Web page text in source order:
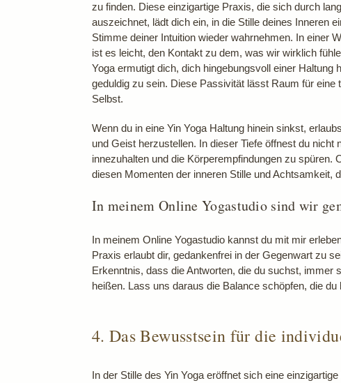
zu finden. Diese einzigartige Praxis, die sich durch
auszeichnet, lädt dich ein, in die Stille deines Inneren
Stimme deiner Intuition wieder wahrnehmen. In einer
ist es leicht, den Kontakt zu dem, was wir wirklich
Yoga ermutigt dich, dich hingebungsvoll einer Haltung
geduldig zu sein. Diese Passivität lässt Raum für eine
Selbst.
Wenn du in eine Yin Yoga Haltung hinein sinkst,
und Geist herzustellen. In dieser Tiefe öffnest du
innezuhalten und die Körperempfindungen zu
diesen Momenten der inneren Stille und Achtsamkeit,
In meinem Online Yogastudio sind wir
In meinem Online Yogastudio kannst du mit mir
Praxis erlaubt dir, gedankenfrei in der Gegenwart zu
Erkenntnis, dass die Antworten, die du suchst, immer
heißen. Lass uns daraus die Balance schöpfen, die
4. Das Bewusstsein für die
In der Stille des Yin Yoga eröffnet sich eine